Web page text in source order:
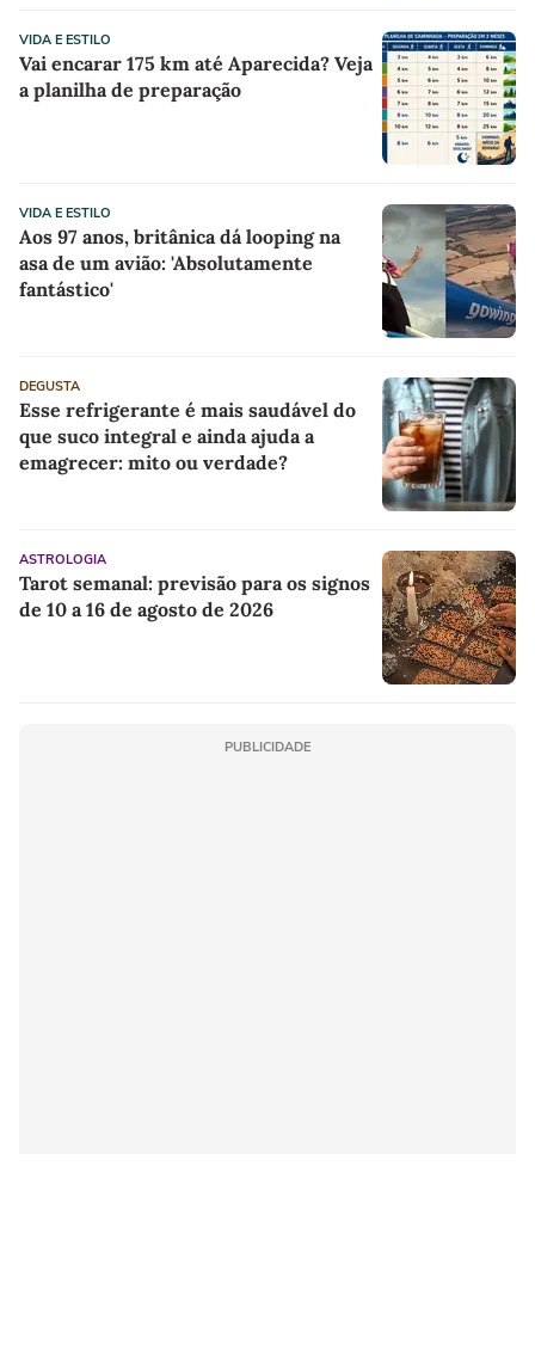
VIDA E ESTILO
Vai encarar 175 km até Aparecida? Veja
a planilha de preparação
VIDA E ESTILO
Aos 97 anos, britânica dá looping na
asa de um avião: 'Absolutamente
fantástico'
DEGUSTA
Esse refrigerante é mais saudável do
que suco integral e ainda ajuda a
emagrecer: mito ou verdade?
ASTROLOGIA
Tarot semanal: previsão para os signos
de 10 a 16 de agosto de 2026
PUBLICIDADE